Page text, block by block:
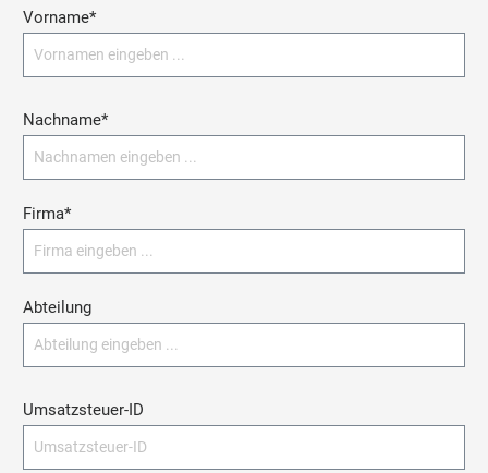
Vorname*
Nachname*
Firma*
Abteilung
Umsatzsteuer-ID